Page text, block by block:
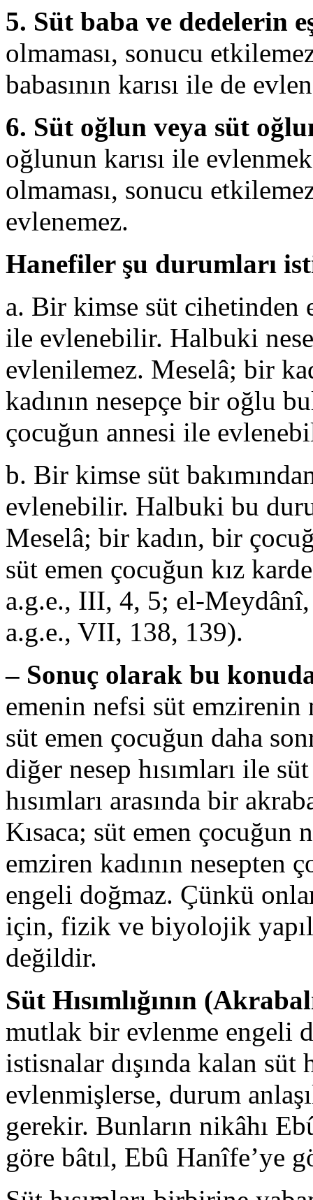
5. Süt baba ve dedelerin
olmaması, sonucu
babasının karısı ile de
6. Süt oğlun veya süt
oğlunun karısı ile
olmaması, sonucu
evlenemez.
Hanefiler şu durumları
a. Bir kimse süt cihetinden
ile evlenebilir. Halbuki
evlenilemez. Meselâ; bir
kadının nesepçe bir oğlu
çocuğun annesi ile
b. Bir kimse süt
evlenebilir. Halbuki bu
Meselâ; bir kadın, bir
süt emen çocuğun kız
a.g.e., III, 4, 5; el-
a.g.e., VII, 138, 139).
– Sonuç olarak bu
emenin nefsi süt emzirenin
süt emen çocuğun daha
diğer nesep hısımları ile
hısımları arasında bir
Kısaca; süt emen çocuğun
emziren kadının nesepten
engeli doğmaz. Çünkü
için, fizik ve biyolojik
değildir.
Süt Hısımlığının
mutlak bir evlenme engeli
istisnalar dışında kalan süt
evlenmişlerse, durum
gerekir. Bunların nikâhı
göre bâtıl, Ebû Hanîfe’ye